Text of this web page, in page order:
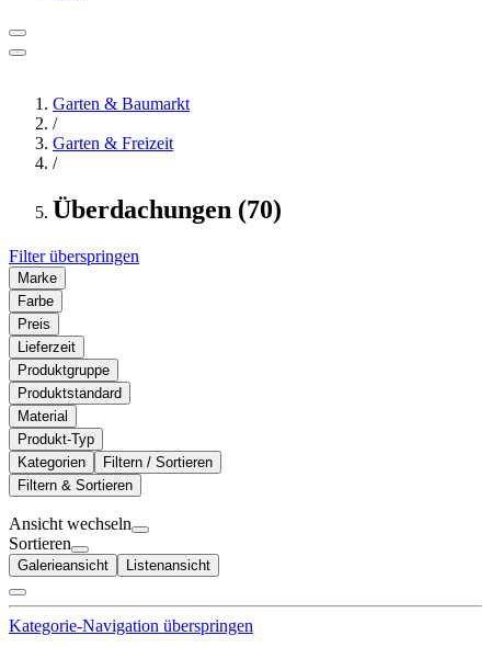
Garten & Baumarkt
/
Garten & Freizeit
/
Überdachungen (70)
Filter überspringen
Marke
Farbe
Preis
Lieferzeit
Produktgruppe
Produktstandard
Material
Produkt-Typ
Kategorien
Filtern / Sortieren
Filtern & Sortieren
Ansicht wechseln
Sortieren
Galerieansicht Listenansicht
Kategorie-Navigation überspringen